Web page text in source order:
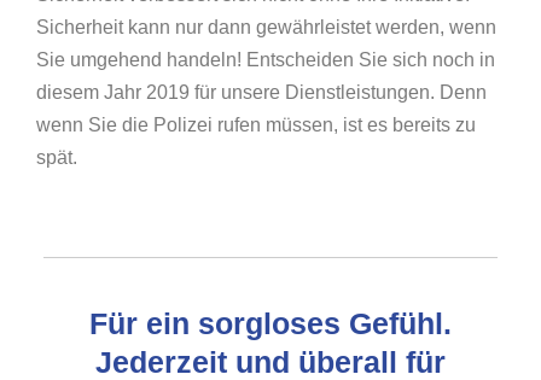
Sicherheit kann nur dann gewährleistet werden, wenn
Sie umgehend handeln! Entscheiden Sie sich noch in
diesem Jahr 2019 für unsere Dienstleistungen. Denn
wenn Sie die Polizei rufen müssen, ist es bereits zu
spät.
Für ein sorgloses Gefühl.
Jederzeit und überall für